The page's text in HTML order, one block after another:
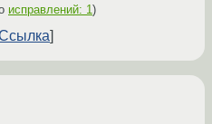
исправлений: 1)